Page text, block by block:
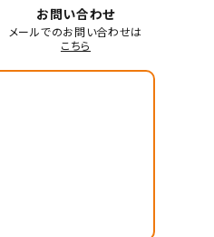
お問い合わせ
メールでのお問い合わせは
こちら